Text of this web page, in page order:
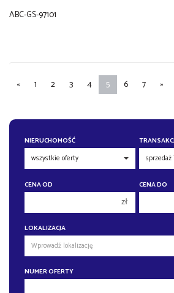
ABC-GS-97101
« 1 2 3 4 5 6 7 »
NIERUCHOMOŚĆ
CENA OD
zł
250 000 zł
300 000 zł
CENA DO
250 000 zł
300 000 zł
LOKALIZACJA
NUMER OFERTY